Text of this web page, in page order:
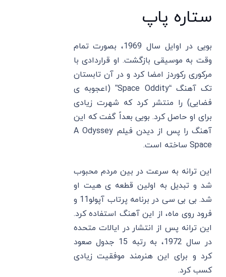
ستاره پاپ
بویی در اوایل سال 1969، بصورت تمام
وقت به موسیقی بازگشت. او قراردادی با
مرکوری رکوردز امضا کرد و در آن تابستان
تک آهنگ “Space Oddity” (اعجوبه ی
فضایی) را منتشر کرد که شهرت زیادی
برای او حاصل کرد. بویی بعداً گفت که این
آهنگ را پس از دیدن فیلم A Odyssey
Space ساخته است.
این ترانه به سرعت در بین مردم محبوب
شد و تبدیل به اولین قطعه ی هیت او
شد. بی بی سی در برنامه پرتاب آپولو11 و
فرود روی ماه، از این آهنگ استفاده کرد.
این ترانه پس از انتشار در ایالات متحده
در سال 1972، به رتبه 15 جدول صعود
کرد و برای این هنرمند موفقیت زیادی
کسب کرد.